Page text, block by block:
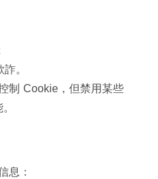
。
制 Cookie，但禁用某些
息：